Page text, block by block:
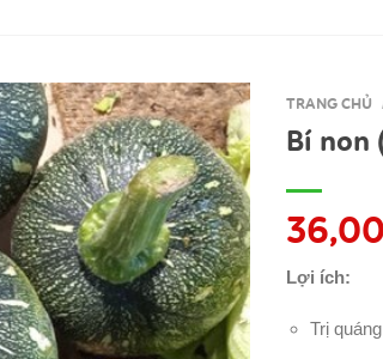
TRANG CHỦ
Bí non
Lợi ích:
Trị